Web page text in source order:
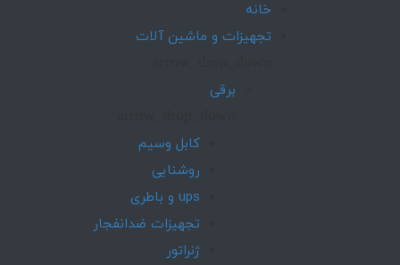
خانه
تجهیزات و ماشین آلات
برقی
کابل وسیم
روشنایی
ups و باطری
تجهیزات ضدانفجار
ژنراتور